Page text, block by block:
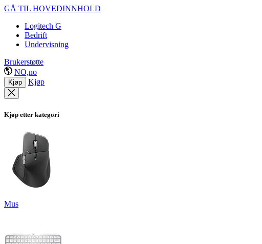
GÅ TIL HOVEDINNHOLD
Logitech G
Bedrift
Undervisning
Brukerstøtte
NO,no
Kjøp Kjøp
Kjøp etter kategori
Mus